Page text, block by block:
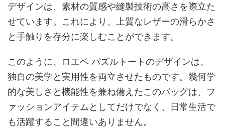
デザインは、素材の質感や縫製技術の高さを際立た
せています。これにより、上質なレザーの滑らかさ
と手触りを存分に楽しむことができます。
このように、ロエベ パズルトートのデザインは、
独自の美学と実用性を両立させたものです。幾何学
的な美しさと機能性を兼ね備えたこのバッグは、フ
ァッションアイテムとしてだけでなく、日常生活で
も活躍すること間違いありません。